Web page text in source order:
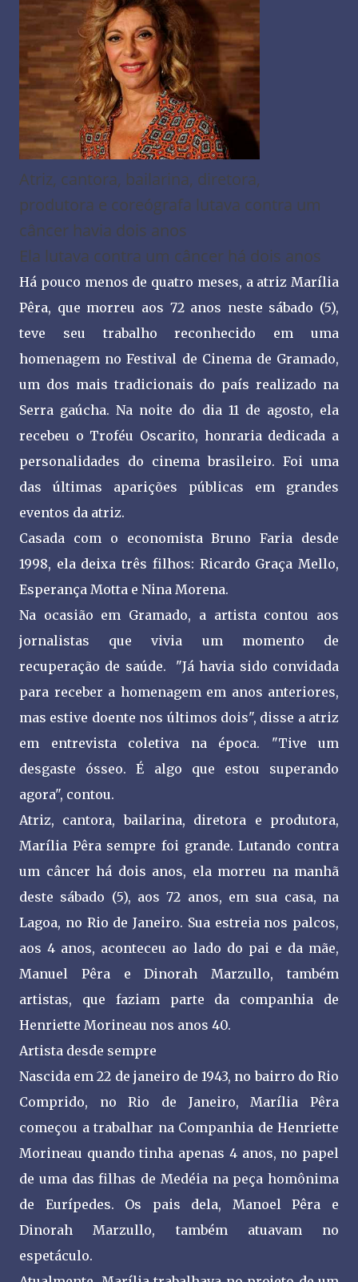
Atriz, cantora, bailarina, diretora,
produtora e coreógrafa lutava contra um
câncer havia dois anos
Ela lutava contra um câncer há dois anos
Há pouco menos de quatro meses, a atriz Marília
Pêra, que morreu aos 72 anos neste sábado (5),
teve seu trabalho reconhecido em uma
homenagem no Festival de Cinema de Gramado,
um dos mais tradicionais do país realizado na
Serra gaúcha. Na noite do dia 11 de agosto, ela
recebeu o Troféu Oscarito, honraria dedicada a
personalidades do cinema brasileiro. Foi uma
das últimas aparições públicas em grandes
eventos da atriz.
Casada com o economista Bruno Faria desde
1998, ela deixa três filhos: Ricardo Graça Mello,
Esperança Motta e Nina Morena.
Na ocasião em Gramado, a artista contou aos
jornalistas que vivia um momento de
recuperação de saúde. "Já havia sido convidada
para receber a homenagem em anos anteriores,
mas estive doente nos últimos dois", disse a atriz
em entrevista coletiva na época. "Tive um
desgaste ósseo. É algo que estou superando
agora", contou.
Atriz, cantora, bailarina, diretora e produtora,
Marília Pêra sempre foi grande. Lutando contra
um câncer há dois anos, ela morreu na manhã
deste sábado (5), aos 72 anos, em sua casa, na
Lagoa, no Rio de Janeiro. Sua estreia nos palcos,
aos 4 anos, aconteceu ao lado do pai e da mãe,
Manuel Pêra e Dinorah Marzullo, também
artistas, que faziam parte da companhia de
Henriette Morineau nos anos 40.
Artista desde sempre
Nascida em 22 de janeiro de 1943, no bairro do Rio
Comprido, no Rio de Janeiro, Marília Pêra
começou a trabalhar na Companhia de Henriette
Morineau quando tinha apenas 4 anos, no papel
de uma das filhas de Medéia na peça homônima
de Eurípedes. Os pais dela, Manoel Pêra e
Dinorah Marzullo, também atuavam no
espetáculo.